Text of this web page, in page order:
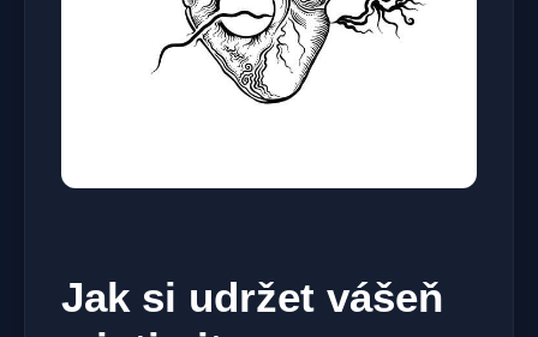
Jak si udržet vášeň